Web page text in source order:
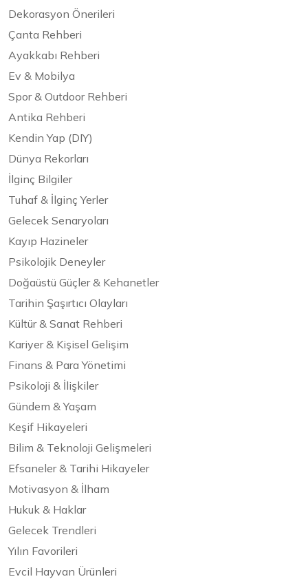
Dekorasyon Önerileri
Çanta Rehberi
Ayakkabı Rehberi
Ev & Mobilya
Spor & Outdoor Rehberi
Antika Rehberi
Kendin Yap (DIY)
Dünya Rekorları
İlginç Bilgiler
Tuhaf & İlginç Yerler
Gelecek Senaryoları
Kayıp Hazineler
Psikolojik Deneyler
Doğaüstü Güçler & Kehanetler
Tarihin Şaşırtıcı Olayları
Kültür & Sanat Rehberi
Kariyer & Kişisel Gelişim
Finans & Para Yönetimi
Psikoloji & İlişkiler
Gündem & Yaşam
Keşif Hikayeleri
Bilim & Teknoloji Gelişmeleri
Efsaneler & Tarihi Hikayeler
Motivasyon & İlham
Hukuk & Haklar
Gelecek Trendleri
Yılın Favorileri
Evcil Hayvan Ürünleri